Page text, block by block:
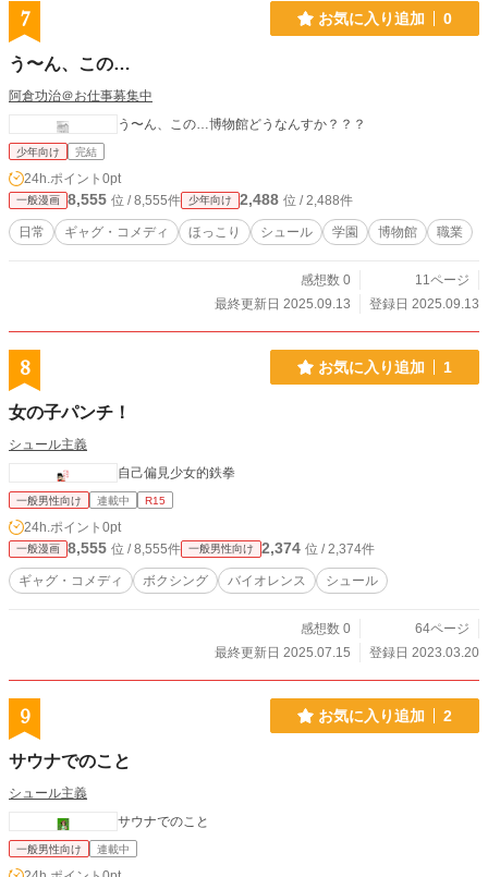
7 お気に入り追加 0
う〜ん、この…
阿倉功治＠お仕事募集中
う〜ん、この…博物館どうなんすか？？？
少年向け 完結
24h.ポイント 0pt
一般漫画 8,555 位 / 8,555件 少年向け 2,488 位 / 2,488件
日常 ギャグ・コメディ ほっこり シュール 学園 博物館 職業
感想数 0
11ページ
最終更新日 2025.09.13
登録日 2025.09.13
8 お気に入り追加 1
女の子パンチ！
シュール主義
自己偏見少女的鉄拳
一般男性向け 連載中 R15
24h.ポイント 0pt
一般漫画 8,555 位 / 8,555件 一般男性向け 2,374 位 / 2,374件
ギャグ・コメディ ボクシング バイオレンス シュール
感想数 0
64ページ
最終更新日 2025.07.15
登録日 2023.03.20
9 お気に入り追加 2
サウナでのこと
シュール主義
サウナでのこと
一般男性向け 連載中